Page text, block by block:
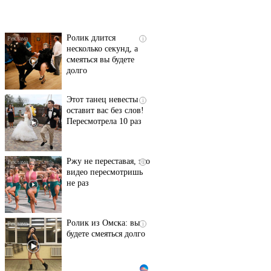
i
Ролик длится
несколько секунд, а
смеяться вы будете
долго
i
Этот танец невесты
оставит вас без слов!
Пересмотрела 10 раз
i
Ржу не переставая, это
видео пересмотришь
не раз
i
Ролик из Омска: вы
будете смеяться долго